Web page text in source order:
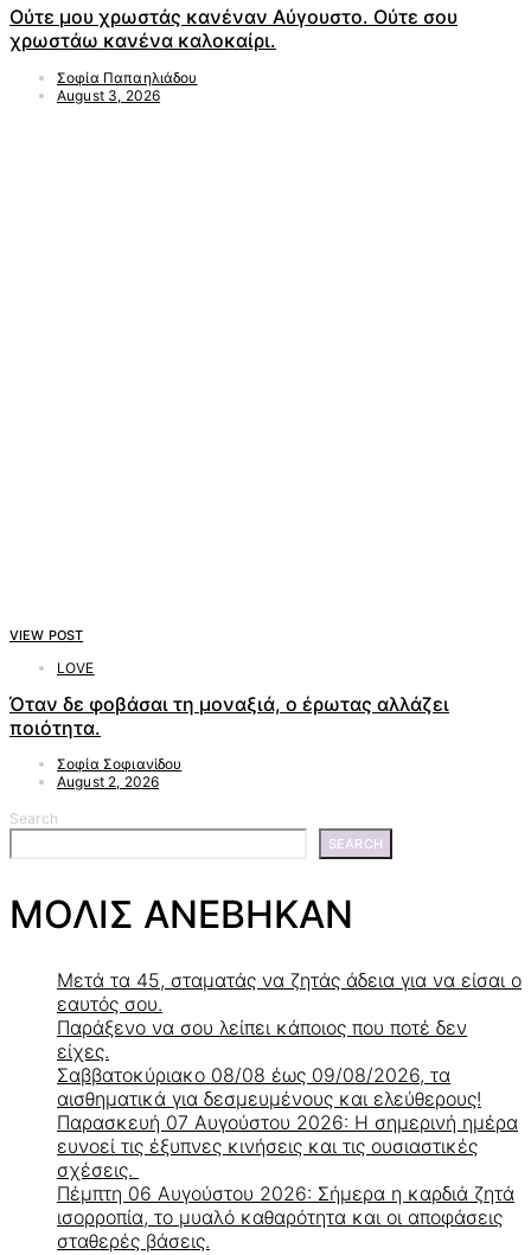
Ούτε μου χρωστάς κανέναν Αύγουστο. Ούτε σου
χρωστάω κανένα καλοκαίρι.
Σοφία Παπαηλιάδου
August 3, 2026
VIEW POST
LOVE
Όταν δε φοβάσαι τη μοναξιά, ο έρωτας αλλάζει
ποιότητα.
Σοφία Σοφιανίδου
August 2, 2026
Search
SEARCH
ΜΟΛΙΣ ΑΝΕΒΗΚΑΝ
Μετά τα 45, σταματάς να ζητάς άδεια για να είσαι ο
εαυτός σου.
Παράξενο να σου λείπει κάποιος που ποτέ δεν
είχες.
Σαββατοκύριακο 08/08 έως 09/08/2026, τα
αισθηματικά για δεσμευμένους και ελεύθερους!
Παρασκευή 07 Αυγούστου 2026: Η σημερινή ημέρα
ευνοεί τις έξυπνες κινήσεις και τις ουσιαστικές
σχέσεις.
Πέμπτη 06 Αυγούστου 2026: Σήμερα η καρδιά ζητά
ισορροπία, το μυαλό καθαρότητα και οι αποφάσεις
σταθερές βάσεις.